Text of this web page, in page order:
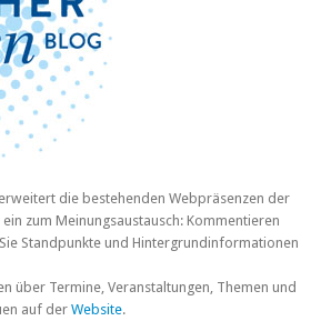
die bestehenden Webpräsenzen der
zum Meinungsaustausch: Kommentieren
Standpunkte und Hintergrundinformationen
über Termine, Veranstaltungen, Themen und
auf der Website.